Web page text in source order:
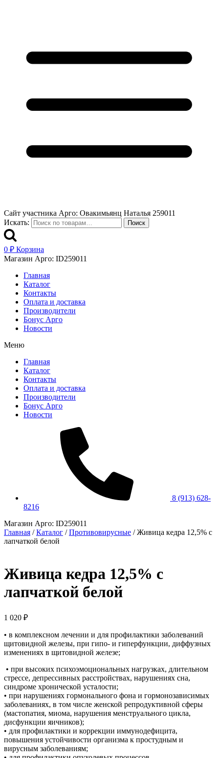
Сайт участника Арго: Овакимьянц Наталья 259011
Искать:
Поиск
0 ₽ Корзина
Магазин Арго: ID259011
Главная
Каталог
Контакты
Оплата и доставка
Производители
Бонус Арго
Новости
Меню
Главная
Каталог
Контакты
Оплата и доставка
Производители
Бонус Арго
Новости
8 (913) 628-
8216
Магазин Арго: ID259011
Главная / Каталог / Противовирусные / Живица кедра 12,5% с
лапчаткой белой
Живица кедра 12,5% с
лапчаткой белой
1 020 ₽
• в комплексном лечении и для профилактики заболеваний
щитовидной железы, при гипо- и гиперфункции, диффузных
изменениях в щитовидной железе;
• при высоких психоэмоциональных нагрузках, длительном
стрессе, депрессивных расстройствах, нарушениях сна,
синдроме хронической усталости;
• при нарушениях гормонального фона и гормонозависимых
заболеваниях, в том числе женской репродуктивной сферы
(мастопатия, миома, нарушения менструального цикла,
дисфункции яичников);
• для профилактики и коррекции иммунодефицита,
повышения устойчивости организма к простудным и
вирусным заболеваниям;